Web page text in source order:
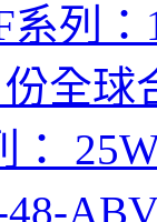
系列：
全球